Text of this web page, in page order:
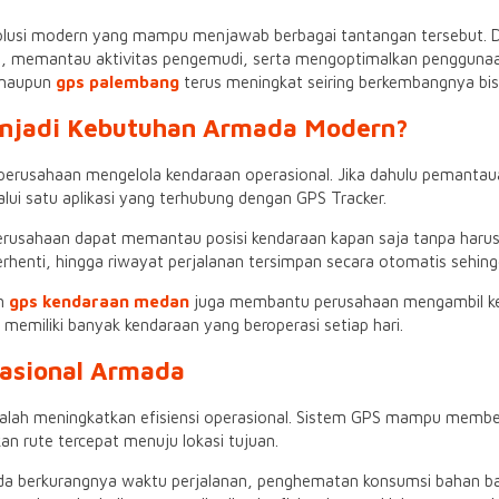
modern yang mampu menjawab berbagai tantangan tersebut.
memantau aktivitas pengemudi, serta mengoptimalkan
gps palembang terus meningkat seiring berkembangnya
Kebutuhan Armada Modern?
mengelola kendaraan operasional. Jika dahulu
satu aplikasi yang terhubung dengan GPS Tracker.
dapat memantau posisi kendaraan kapan saja tanpa
hingga riwayat perjalanan tersimpan secara otomatis
gps kendaraan medan juga membantu perusahaan mengambil
banyak kendaraan yang beroperasi setiap hari.
Armada
meningkatkan efisiensi operasional. Sistem GPS mampu
rute tercepat menuju lokasi tujuan.
berkurangnya waktu perjalanan, penghematan konsumsi bahan